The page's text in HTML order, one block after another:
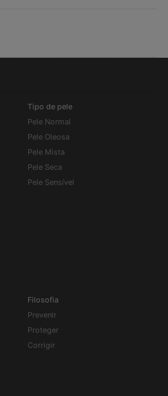
Tipo de pele
Pele Normal
Pele Oleosa
Pele Mista
Pele Seca
Pele Sensível
Filosofia
Prevenir
Proteger
Corrigir